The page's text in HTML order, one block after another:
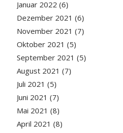
Januar 2022 (6)
Dezember 2021 (6)
November 2021 (7)
Oktober 2021 (5)
September 2021 (5)
August 2021 (7)
Juli 2021 (5)
Juni 2021 (7)
Mai 2021 (8)
April 2021 (8)